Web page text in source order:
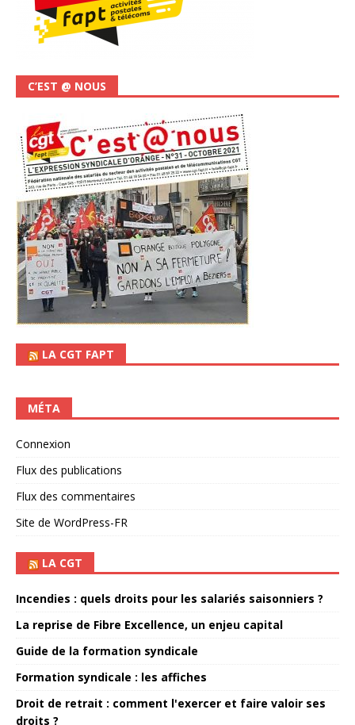
C’EST @ NOUS
LA CGT FAPT
MÉTA
Connexion
Flux des publications
Flux des commentaires
Site de WordPress-FR
LA CGT
Incendies : quels droits pour les salariés saisonniers ?
La reprise de Fibre Excellence, un enjeu capital
Guide de la formation syndicale
Formation syndicale : les affiches
Droit de retrait : comment l'exercer et faire valoir ses
droits ?